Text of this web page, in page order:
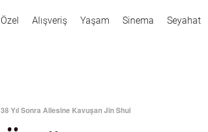
Alışveriş Yaşam Sinema Seyahat
Yıl Sonra Ailesine Kavuşan Jin Shui